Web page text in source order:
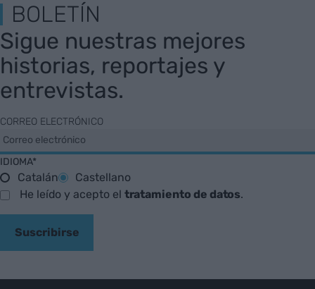
BOLETÍN
Sigue nuestras mejores
historias, reportajes y
entrevistas.
CORREO ELECTRÓNICO
IDIOMA*
Catalán
Castellano
He leído y acepto el tratamiento de datos.
Suscribirse